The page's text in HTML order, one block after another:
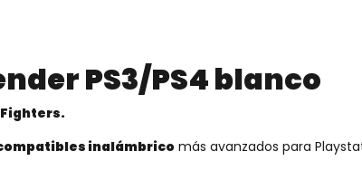
PS3/PS4 blanco
inalámbrico más avanzados para